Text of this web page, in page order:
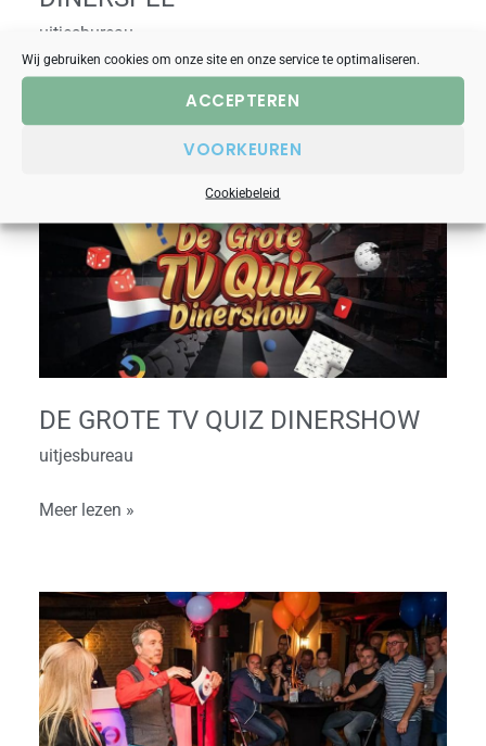
Wij gebruiken cookies om onze site en onze service te optimaliseren.
ACCEPTEREN
VOORKEUREN
Cookiebeleid
uitjesbureau
DE GROTE TV QUIZ DINERSHOW
uitjesbureau
Dinershow
Meer lezen »
Ranking
your
Colleagues
dinerspel